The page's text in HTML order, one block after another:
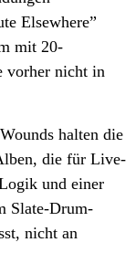
Elsewhere”
mit 20-
vorher nicht in
halten die
die für Live-
und einer
Slate-Drum-
nicht an